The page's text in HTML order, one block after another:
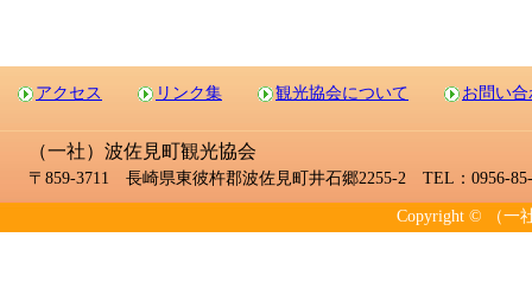
アクセス リンク集 観光協会について お問い
（一社）波佐見町観光協会
〒859-3711 長崎県東彼杵郡波佐見町井石郷2255-2 TEL：0956-
Copyright © （一